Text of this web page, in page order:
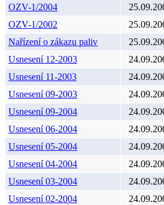
OZV-1/2004
OZV-1/2002
Nařízení o zákazu paliv
Usnesení 12-2003
Usnesení 11-2003
Usnesení 09-2003
Usnesení 09-2004
Usnesení 06-2004
Usnesení 05-2004
Usnesení 04-2004
Usnesení 03-2004
Usnesení 02-2004